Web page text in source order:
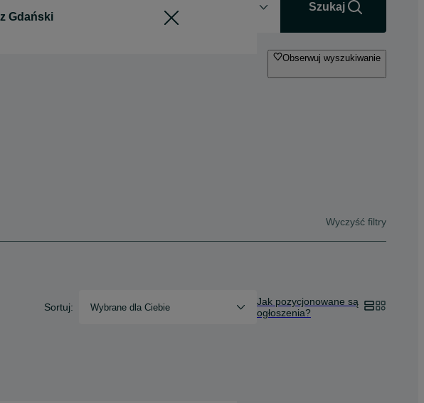
Szukaj
Obserwuj wyszukiwanie
Wyczyść filtry
Sortuj: Wybrane dla Ciebie
Jak pozycjonowane są
ogłoszenia?